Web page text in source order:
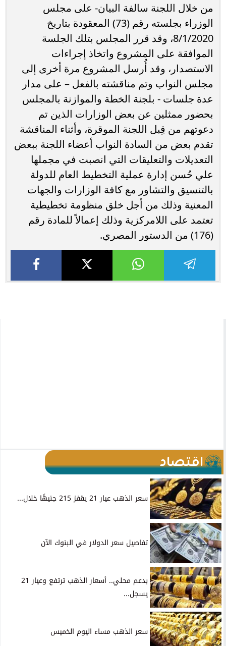
من خلال اللجنة سالفة البيان- على مجلس
الوزراء بجلسته رقم (73) المعقودة بتاريخ
8/1/2020، وقد قرر المجلس بتلك الجلسة
الموافقة على المشروع واتخاذ إجراءات
الاستصدار، وقد أُرسل المشروع مرة أخرى إلى
مجلس النواب وتم مناقشته بالفعل – على مدار
عدة جلسات - بلجنة الخطة والموازنة بالمجلس
بحضور ممثلين عن بعض الوزارات الذين تم
دعوتهم من قِبل اللجنة الموقرة، وأثناء المناقشة
تقدم بعض من السادة النواب أعضاء اللجنة ببعض
التعديلات والتعليقات التي انصبت في مجملها
علي حُسن إدارة عملية التخطيط العام للدولة
بالتنسيق والتشاور مع كافة الوزارات والجهات
المعنية وذلك من أجل خلق منظومة تخطيطية
تعتمد على اللامركزية وذلك إعمالاً للمادة رقم
(176) من الدستور المصري.
اقتصاد
سعر الذهب عيار 21 يقفز 215 جنيهًا خلال...
تفاصيل سعر الدولار في البنوك الآن
بدعم محلي.. أسعار الذهب ترتفع وعيار 21
يسجل...
سعر الذهب مساء اليوم الخميس